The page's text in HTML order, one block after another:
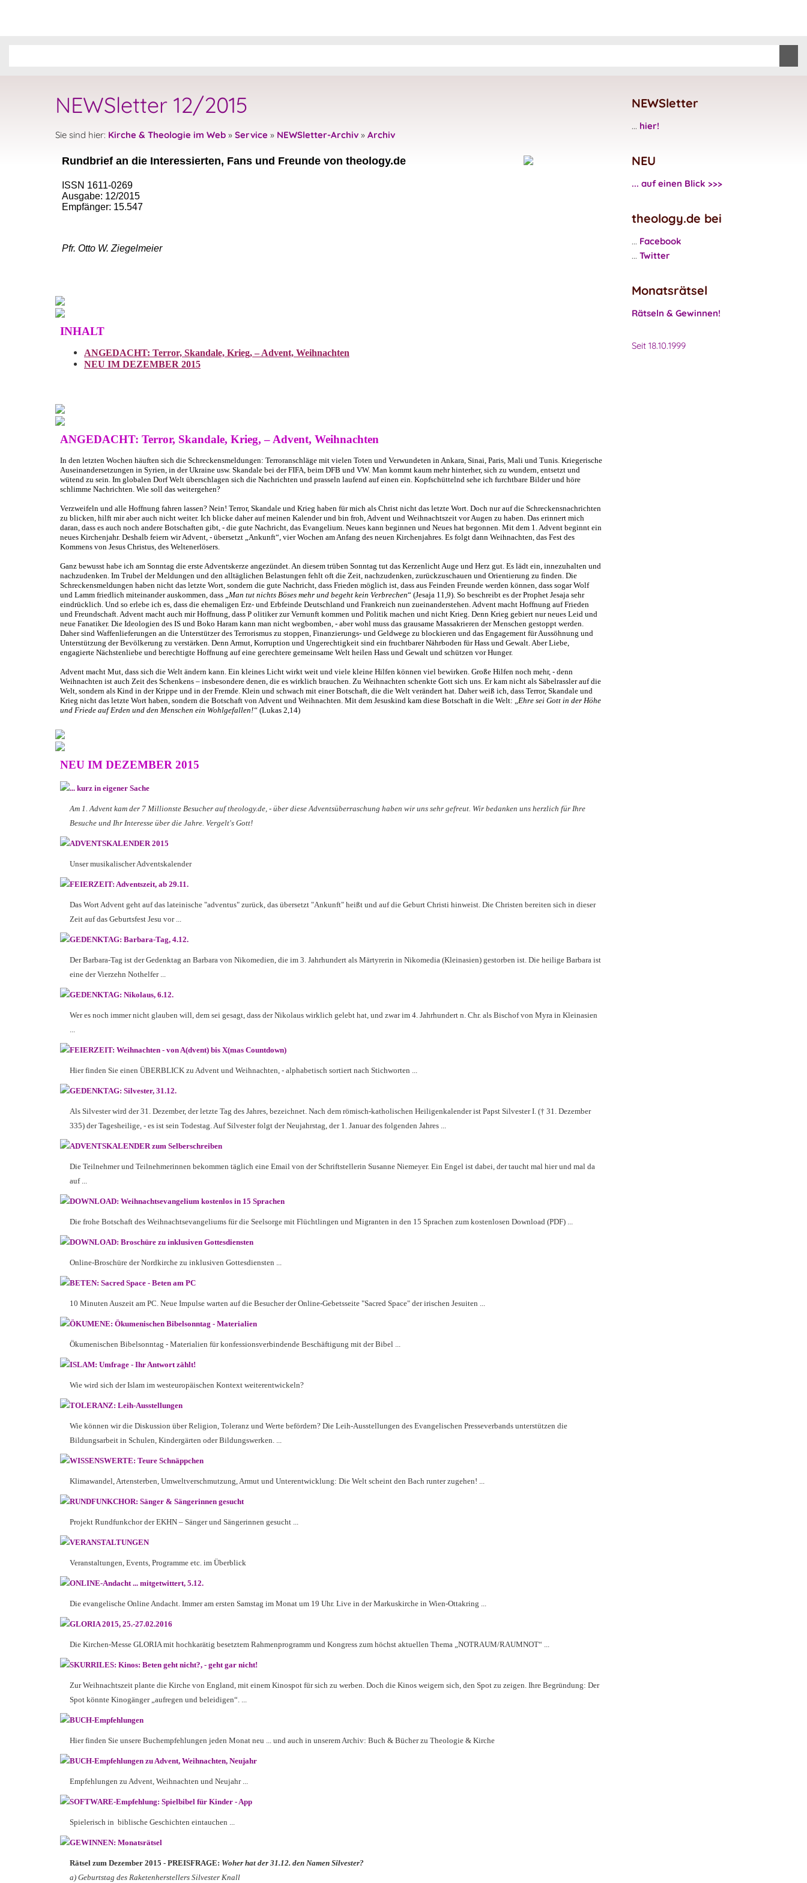
NEWSletter 12/2015
Sie sind hier: Kirche & Theologie im Web » Service » NEWSletter-Archiv » Archiv
Rundbrief an die Interessierten, Fans und Freunde von theology.de
ISSN 1611-0269
Ausgabe: 12/2015
Empfänger: 15.547
Pfr. Otto W. Ziegelmeier
INHALT
ANGEDACHT: Terror, Skandale, Krieg, – Advent, Weihnachten
NEU IM DEZEMBER 2015
ANGEDACHT: Terror, Skandale, Krieg, – Advent, Weihnachten
In den letzten Wochen häuften sich die Schreckensmeldungen: Terroranschläge mit vielen Toten und Verwundeten in Ankara, Sinai, Paris, Mali und Tunis. Kriegerische
Auseinandersetzungen in Syrien, in der Ukraine usw. Skandale bei der FIFA, beim DFB und VW. Man kommt kaum mehr hinterher, sich zu wundern, entsetzt und
wütend zu sein. Im globalen Dorf Welt überschlagen sich die Nachrichten und prasseln laufend auf einen ein. Kopfschüttelnd sehe ich furchtbare Bilder und höre
schlimme Nachrichten. Wie soll das weitergehen?
Verzweifeln und alle Hoffnung fahren lassen? Nein! Terror, Skandale und Krieg haben für mich als Christ nicht das letzte Wort. Doch nur auf die Schreckensnachrichten
zu blicken, hilft mir aber auch nicht weiter. Ich blicke daher auf meinen Kalender und bin froh, Advent und Weihnachtszeit vor Augen zu haben. Das erinnert mich
daran, dass es auch noch andere Botschaften gibt, - die gute Nachricht, das Evangelium. Neues kann beginnen und Neues hat begonnen. Mit dem 1. Advent beginnt ein
neues Kirchenjahr. Deshalb feiern wir Advent, - übersetzt „Ankunft“, vier Wochen am Anfang des neuen Kirchenjahres. Es folgt dann Weihnachten, das Fest des
Kommens von Jesus Christus, des Weltenerlösers.
Ganz bewusst habe ich am Sonntag die erste Adventskerze angezündet. An diesem trüben Sonntag tut das Kerzenlicht Auge und Herz gut. Es lädt ein, innezuhalten und
nachzudenken. Im Trubel der Meldungen und den alltäglichen Belastungen fehlt oft die Zeit, nachzudenken, zurückzuschauen und Orientierung zu finden. Die
Schreckensmeldungen haben nicht das letzte Wort, sondern die gute Nachricht, dass Frieden möglich ist, dass aus Feinden Freunde werden können, dass sogar Wolf
und Lamm friedlich miteinander auskommen, dass „Man tut nichts Böses mehr und begeht kein Verbrechen“ (Jesaja 11,9). So beschreibt es der Prophet Jesaja sehr
eindrücklich. Und so erlebe ich es, dass die ehemaligen Erz- und Erbfeinde Deutschland und Frankreich nun zueinanderstehen. Advent macht Hoffnung auf Frieden
und Freundschaft. Advent macht auch mir Hoffnung, dass P olitiker zur Vernunft kommen und Politik machen und nicht Krieg. Denn Krieg gebiert nur neues Leid und
neue Fanatiker. Die Ideologien des IS und Boko Haram kann man nicht wegbomben, - aber wohl muss das grausame Massakrieren der Menschen gestoppt werden.
Daher sind Waffenlieferungen an die Unterstützer des Terrorismus zu stoppen, Finanzierungs- und Geldwege zu blockieren und das Engagement für Aussöhnung und
Unterstützung der Bevölkerung zu verstärken. Denn Armut, Korruption und Ungerechtigkeit sind ein fruchtbarer Nährboden für Hass und Gewalt. Aber Liebe,
engagierte Nächstenliebe und berechtigte Hoffnung auf eine gerechtere gemeinsame Welt heilen Hass und Gewalt und schützen vor Hunger.
Advent macht Mut, dass sich die Welt ändern kann. Ein kleines Licht wirkt weit und viele kleine Hilfen können viel bewirken. Große Hilfen noch mehr, - denn
Weihnachten ist auch Zeit des Schenkens – insbesondere denen, die es wirklich brauchen. Zu Weihnachten schenkte Gott sich uns. Er kam nicht als Säbelrassler auf die
Welt, sondern als Kind in der Krippe und in der Fremde. Klein und schwach mit einer Botschaft, die die Welt verändert hat. Daher weiß ich, dass Terror, Skandale und
Krieg nicht das letzte Wort haben, sondern die Botschaft von Advent und Weihnachten. Mit dem Jesuskind kam diese Botschaft in die Welt: „Ehre sei Gott in der Höhe
und Friede auf Erden und den Menschen ein Wohlgefallen!“ (Lukas 2,14)
NEU IM DEZEMBER 2015
... kurz in eigener Sache
Am 1. Advent kam der 7 Millionste Besucher auf theology.de, - über diese Adventsüberraschung haben wir uns sehr gefreut. Wir bedanken uns herzlich für Ihre
Besuche und Ihr Interesse über die Jahre. Vergelt's Gott!
ADVENTSKALENDER 2015
Unser musikalischer Adventskalender
FEIERZEIT: Adventszeit, ab 29.11.
Das Wort Advent geht auf das lateinische "adventus" zurück, das übersetzt "Ankunft" heißt und auf die Geburt Christi hinweist. Die Christen bereiten sich in dieser
Zeit auf das Geburtsfest Jesu vor ...
GEDENKTAG: Barbara-Tag, 4.12.
Der Barbara-Tag ist der Gedenktag an Barbara von Nikomedien, die im 3. Jahrhundert als Märtyrerin in Nikomedia (Kleinasien) gestorben ist. Die heilige Barbara ist
eine der Vierzehn Nothelfer ...
GEDENKTAG: Nikolaus, 6.12.
Wer es noch immer nicht glauben will, dem sei gesagt, dass der Nikolaus wirklich gelebt hat, und zwar im 4. Jahrhundert n. Chr. als Bischof von Myra in Kleinasien
...
FEIERZEIT: Weihnachten - von A(dvent) bis X(mas Countdown)
Hier finden Sie einen ÜBERBLICK zu Advent und Weihnachten, - alphabetisch sortiert nach Stichworten ...
GEDENKTAG: Silvester, 31.12.
Als Silvester wird der 31. Dezember, der letzte Tag des Jahres, bezeichnet. Nach dem römisch-katholischen Heiligenkalender ist Papst Silvester I. († 31. Dezember
335) der Tagesheilige, - es ist sein Todestag. Auf Silvester folgt der Neujahrstag, der 1. Januar des folgenden Jahres ...
ADVENTSKALENDER zum Selberschreiben
Die Teilnehmer und Teilnehmerinnen bekommen täglich eine Email von der Schriftstellerin Susanne Niemeyer. Ein Engel ist dabei, der taucht mal hier und mal da
auf ...
DOWNLOAD: Weihnachtsevangelium kostenlos in 15 Sprachen
Die frohe Botschaft des Weihnachtsevangeliums für die Seelsorge mit Flüchtlingen und Migranten in den 15 Sprachen zum kostenlosen Download (PDF) ...
DOWNLOAD: Broschüre zu inklusiven Gottesdiensten
Online-Broschüre der Nordkirche zu inklusiven Gottesdiensten ...
BETEN: Sacred Space - Beten am PC
10 Minuten Auszeit am PC. Neue Impulse warten auf die Besucher der Online-Gebetsseite "Sacred Space" der irischen Jesuiten ...
ÖKUMENE: Ökumenischen Bibelsonntag - Materialien
Ökumenischen Bibelsonntag - Materialien für konfessionsverbindende Beschäftigung mit der Bibel ...
ISLAM: Umfrage - Ihr Antwort zählt!
Wie wird sich der Islam im westeuropäischen Kontext weiterentwickeln?
TOLERANZ: Leih-Ausstellungen
Wie können wir die Diskussion über Religion, Toleranz und Werte befördern? Die Leih-Ausstellungen des Evangelischen Presseverbands unterstützen die
Bildungsarbeit in Schulen, Kindergärten oder Bildungswerken. ...
WISSENSWERTE: Teure Schnäppchen
Klimawandel, Artensterben, Umweltverschmutzung, Armut und Unterentwicklung: Die Welt scheint den Bach runter zugehen! ...
RUNDFUNKCHOR: Sänger & Sängerinnen gesucht
Projekt Rundfunkchor der EKHN – Sänger und Sängerinnen gesucht ...
VERANSTALTUNGEN
Veranstaltungen, Events, Programme etc. im Überblick
ONLINE-Andacht ... mitgetwittert, 5.12.
Die evangelische Online Andacht. Immer am ersten Samstag im Monat um 19 Uhr. Live in der Markuskirche in Wien-Ottakring ...
GLORIA 2015, 25.-27.02.2016
Die Kirchen-Messe GLORIA mit hochkarätig besetztem Rahmenprogramm und Kongress zum höchst aktuellen Thema „NOTRAUM/RAUMNOT“ ...
SKURRILES: Kinos: Beten geht nicht?, - geht gar nicht!
Zur Weihnachtszeit plante die Kirche von England, mit einem Kinospot für sich zu werben. Doch die Kinos weigern sich, den Spot zu zeigen. Ihre Begründung: Der
Spot könnte Kinogänger „aufregen und beleidigen“. ...
BUCH-Empfehlungen
Hier finden Sie unsere Buchempfehlungen jeden Monat neu ... und auch in unserem Archiv: Buch & Bücher zu Theologie & Kirche
BUCH-Empfehlungen zu Advent, Weihnachten, Neujahr
Empfehlungen zu Advent, Weihnachten und Neujahr ...
SOFTWARE-Empfehlung: Spielbibel für Kinder - App
Spielerisch in biblische Geschichten eintauchen ...
GEWINNEN: Monatsrätsel
Rätsel zum Dezember 2015 - PREISFRAGE: Woher hat der 31.12. den Namen Silvester?
a) Geburtstag des Raketenherstellers Silvester Knall
NEWSletter
... hier!
NEU
... auf einen Blick >>>
theology.de bei
... Facebook
... Twitter
Monatsrätsel
Rätseln & Gewinnen!
Seit 18.10.1999